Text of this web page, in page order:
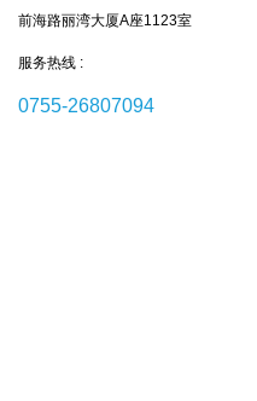
前海路丽湾大厦A座1123室
服务热线 :
0755-26807094